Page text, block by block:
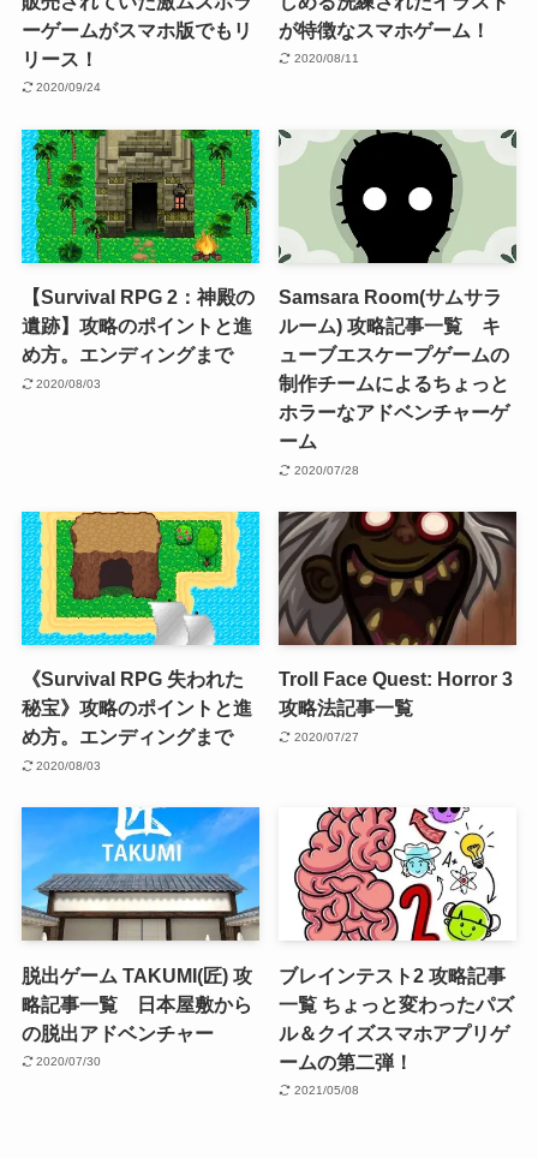
ーゲームがスマホ版でもリ
リース！
2020/09/24
が特徴なスマホゲーム！
2020/08/11
【Survival RPG 2：神殿の
遺跡】攻略のポイントと進
め方。エンディングまで
2020/08/03
Samsara Room(サムサラ
ルーム) 攻略記事一覧 キ
ューブエスケープゲームの
制作チームによるちょっと
ホラーなアドベンチャーゲ
ーム
2020/07/28
《Survival RPG 失われた
秘宝》攻略のポイントと進
め方。エンディングまで
2020/08/03
Troll Face Quest: Horror 3
攻略法記事一覧
2020/07/27
脱出ゲーム TAKUMI(匠) 攻
略記事一覧 日本屋敷から
の脱出アドベンチャー
2020/07/30
ブレインテスト2 攻略記事
一覧 ちょっと変わったパズ
ル＆クイズスマホアプリゲ
ームの第二弾！
2021/05/08